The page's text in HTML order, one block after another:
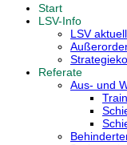
Start
LSV-Info
LSV aktuell
Referate
Aus- und